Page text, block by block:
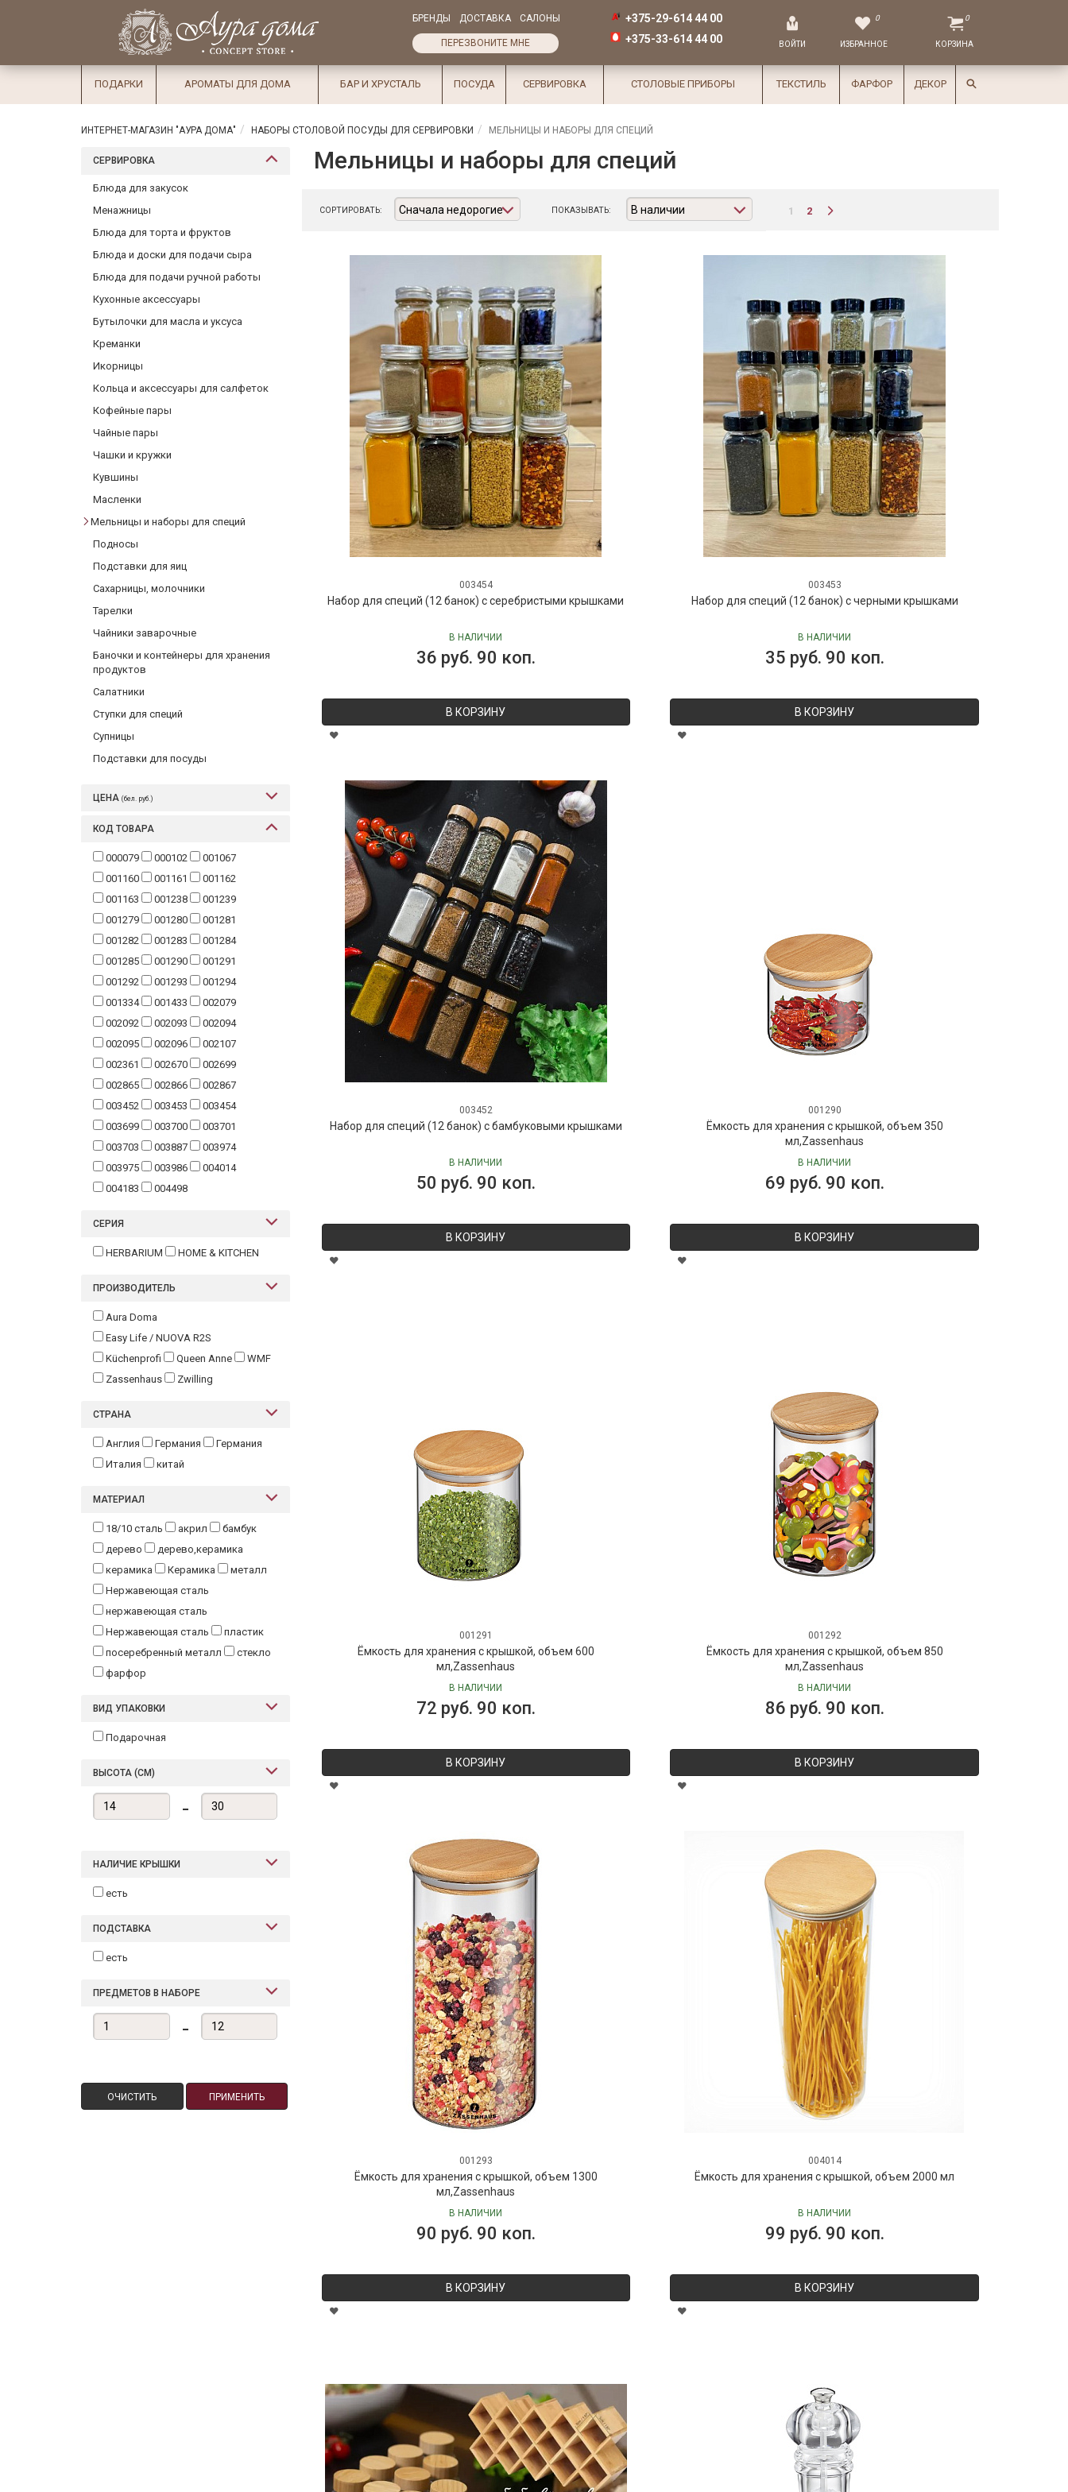
Избранное
×
СалоныДоставка
Оплата
Подарки
Ароматы
для дома
хрусталь
Сервировка
Столовые
приборы
Текстиль
БРЕНДЫ ДОСТАВКА САЛОНЫ
ПЕРЕЗВОНИТЕ МНЕ
+375-29-614 44 00
+375-33-614 44 00
ВОЙТИ
0
ИЗБРАННОЕ
0
КОРЗИНА
ПОДАРКИ АРОМАТЫ ДЛЯ ДОМА БАР И ХРУСТАЛЬ ПОСУДА СЕРВИРОВКА СТОЛОВЫЕ ПРИБОРЫ ТЕКСТИЛЬ ФАРФОР ДЕКОР
ИНТЕРНЕТ-МАГАЗИН "АУРА ДОМА" НАБОРЫ СТОЛОВОЙ ПОСУДЫ ДЛЯ СЕРВИРОВКИ МЕЛЬНИЦЫ И НАБОРЫ ДЛЯ СПЕЦИЙ
СЕРВИРОВКА
Блюда для закусок
Менажницы
Блюда для торта и фруктов
Блюда и доски для подачи сыра
Блюда для подачи ручной работы
Кухонные аксессуары
Бутылочки для масла и уксуса
Креманки
Икорницы
Кольца и аксессуары для салфеток
Кофейные пары
Чайные пары
Чашки и кружки
Кувшины
Масленки
Мельницы и наборы для специй
Подносы
Подставки для яиц
Сахарницы, молочники
Тарелки
Чайники заварочные
Баночки и контейнеры для хранения
продуктов
Салатники
Ступки для специй
Супницы
Подставки для посуды
ЦЕНА (бел. руб.)
КОД ТОВАРА
000079 000102
001067
001160
001161
001162
001163
001238
001239
001279
001280
001281
001282
001283
001284
001285
001290
001291
001292
001293
001294
001334
001433
002079
002092
002093
002094
002095
002096
002107
002361
002670
002699
002865
002866
002867
003452
003453
003454
003699
003700
003701
003703
003887
003974
003975
003986
004014
004183
004498
СЕРИЯ
HERBARIUM HOME & KITCHEN
ПРОИЗВОДИТЕЛЬ
Aura Doma
Easy Life / NUOVA R2S
Küchenprofi
Queen Anne
WMF
Zassenhaus
Zwilling
СТРАНА
Англия Германия
Германия
Италия
китай
МАТЕРИАЛ
18/10 сталь акрил
бамбук
дерево
дерево,керамика
керамика
Керамика
металл
Нержавеющая сталь
нержавеющая сталь
Нержавеющая сталь
пластик
посеребренный металл
стекло
фарфор
ВИД УПАКОВКИ
Подарочная
ВЫСОТА (СМ)
-
НАЛИЧИЕ КРЫШКИ
есть
ПОДСТАВКА
есть
ПРЕДМЕТОВ В НАБОРЕ
-
ОЧИСТИТЬ ПРИМЕНИТЬ
Мельницы и наборы для специй
СОРТИРОВАТЬ: Сначала недорогие ПОКАЗЫВАТЬ: В наличии 1 2
003454
Набор для специй (12 банок) с серебристыми крышками
В НАЛИЧИИ
36 руб. 90 коп.
В КОРЗИНУ
003453
Набор для специй (12 банок) с черными крышками
В НАЛИЧИИ
35 руб. 90 коп.
В КОРЗИНУ
003452
Набор для специй (12 банок) с бамбуковыми крышками
В НАЛИЧИИ
50 руб. 90 коп.
В КОРЗИНУ
001290
Ёмкость для хранения с крышкой, объем 350
мл,Zassenhaus
В НАЛИЧИИ
69 руб. 90 коп.
В КОРЗИНУ
001291
Ёмкость для хранения с крышкой, объем 600
мл,Zassenhaus
В НАЛИЧИИ
72 руб. 90 коп.
В КОРЗИНУ
001292
Ёмкость для хранения с крышкой, объем 850
мл,Zassenhaus
В НАЛИЧИИ
86 руб. 90 коп.
В КОРЗИНУ
001293
Ёмкость для хранения с крышкой, объем 1300
мл,Zassenhaus
В НАЛИЧИИ
90 руб. 90 коп.
В КОРЗИНУ
004014
Ёмкость для хранения с крышкой, объем 2000 мл
В НАЛИЧИИ
99 руб. 90 коп.
В КОРЗИНУ